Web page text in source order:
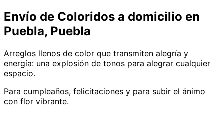
Envío de Coloridos a domicilio en
Puebla, Puebla
Arreglos llenos de color que transmiten alegría y
energía: una explosión de tonos para alegrar cualquier
espacio.
Para cumpleaños, felicitaciones y para subir el ánimo
con flor vibrante.